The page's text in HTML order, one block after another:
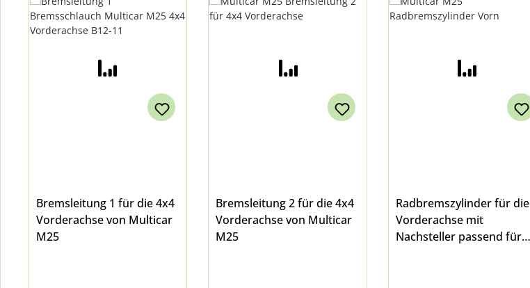
Bremsleitung 1 für die 4x4
Vorderachse von Multicar
Bremsleitung 2 für die 4x4
Vorderachse von Multicar
M25
Radbremszylinder für die
Vorderachse mit
Nachsteller passend für